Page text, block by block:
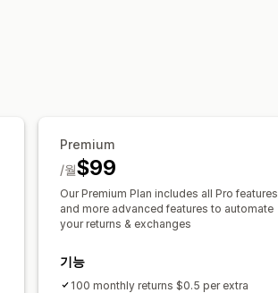
Premium
$99
/월
Our Premium Plan includes all Pro features
and more advanced features to automate
your returns & exchanges
기능
100 monthly returns $0.5 per extra